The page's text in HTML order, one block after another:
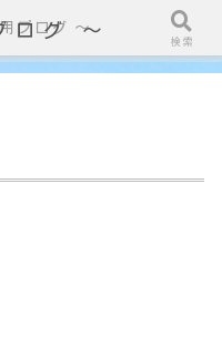
ログ ～
ブログ ～
検索